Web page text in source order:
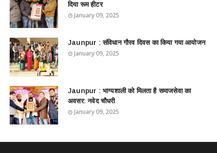
दिया रूम हीटर
January 09, 2025
Jaunpur : ​संविधान गौरव दिवस का किया गया आयोजन
January 09, 2025
Jaunpur : ​भाग्यशाली को मिलता है समाजसेवा का
अवसर: नवेद चौधरी
January 09, 2025